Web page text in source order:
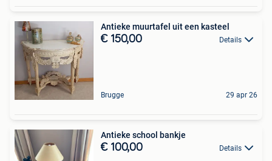
Antieke muurtafel uit een kasteel
€ 150,00 Details
Brugge 29 apr 26
Antieke school bankje
€ 100,00 Details